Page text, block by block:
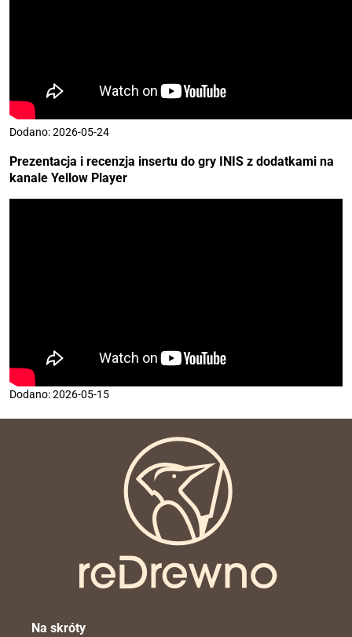
Dodano: 2026-05-24
Prezentacja i recenzja insertu do gry INIS z dodatkami na
kanale Yellow Player
Dodano: 2026-05-15
Na skróty